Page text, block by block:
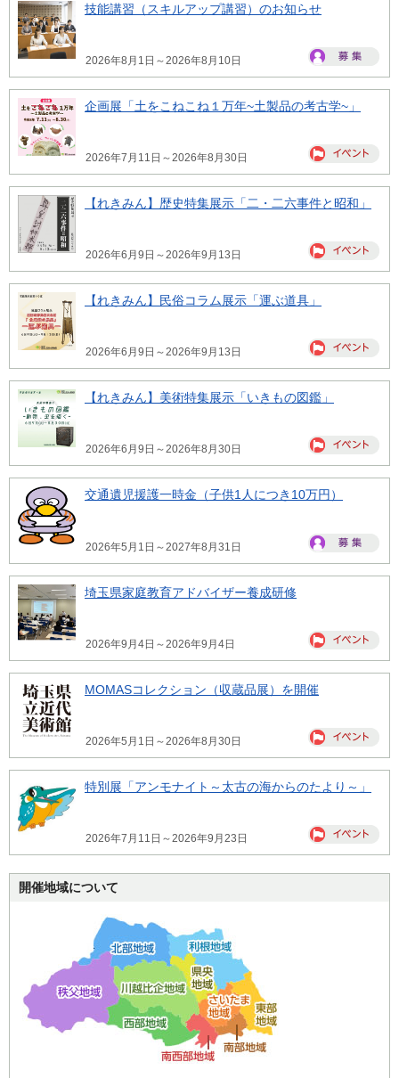
技能講習（スキルアップ講習）のお知らせ
2026年8月1日～2026年8月10日
企画展「土をこねこね１万年~土製品の考古学~」
2026年7月11日～2026年8月30日
【れきみん】歴史特集展示「二・二六事件と昭和」
2026年6月9日～2026年9月13日
【れきみん】民俗コラム展示「運ぶ道具」
2026年6月9日～2026年9月13日
【れきみん】美術特集展示「いきもの図鑑」
2026年6月9日～2026年8月30日
交通遺児援護一時金（子供1人につき10万円）
2026年5月1日～2027年8月31日
埼玉県家庭教育アドバイザー養成研修
2026年9月4日～2026年9月4日
MOMASコレクション（収蔵品展）を開催
2026年5月1日～2026年8月30日
特別展「アンモナイト～太古の海からのたより～」
2026年7月11日～2026年9月23日
開催地域について